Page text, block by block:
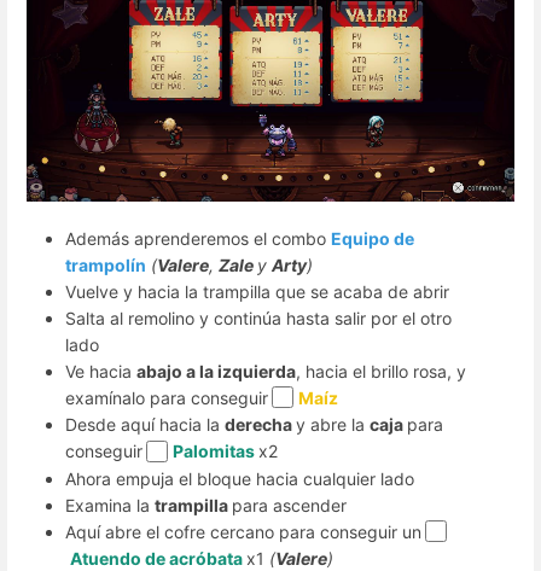
Además aprenderemos el combo Equipo de
trampolín (Valere, Zale y Arty)
Vuelve y hacia la trampilla que se acaba de abrir
Salta al remolino y continúa hasta salir por el otro
lado
Ve hacia abajo a la izquierda, hacia el brillo rosa, y
examínalo para conseguir
Maíz
Desde aquí hacia la derechay abre la caja para
conseguir
Palomitasx2
Ahora empuja el bloque hacia cualquier lado
Examina la trampilla para ascender
Aquí abre el cofre cercano para conseguir un
Atuendo de acróbatax1 (Valere)